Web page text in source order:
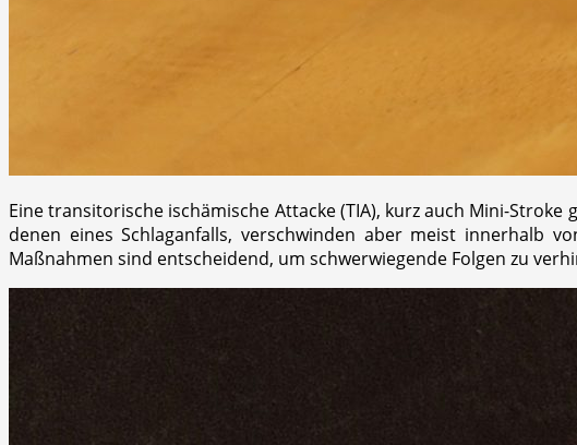
Eine transitorische ischämische Attacke (TIA), kurz auch Mini-
denen eines Schlaganfalls, verschwinden aber meist innerhalb
Maßnahmen sind entscheidend, um schwerwiegende Folgen zu